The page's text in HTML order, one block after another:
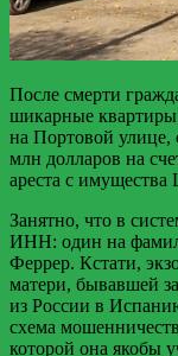
После смерти
шикарные
на Портовой улице,
млн долларов на
ареста с имущества
Занятно, что в
ИНН: один на
Феррер. Кстати,
матери, бывавшей
из России в
схема
которой она якобы